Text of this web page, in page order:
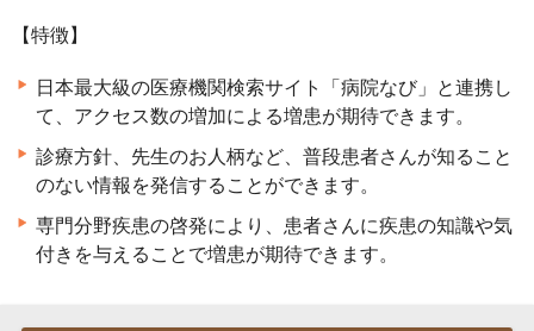
【特徴】
日本最大級の医療機関検索サイト「病院なび」と連携し
て、アクセス数の増加による増患が期待できます。
診療方針、先生のお人柄など、普段患者さんが知ること
のない情報を発信することができます。
専門分野疾患の啓発により、患者さんに疾患の知識や気
付きを与えることで増患が期待できます。